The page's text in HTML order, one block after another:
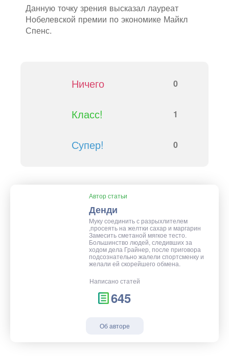
Данную точку зрения высказал лауреат
Нобелевской премии по экономике Майкл
Спенс.
Ничего 0
Класс! 1
Супер! 0
Автор статьи
Денди
Муку соединить с разрыхлителем
,просеять на желтки сахар и маргарин
Замесить сметаной мягкое тесто.
Большинство людей, следивших за
ходом дела Грайнер, после приговора
подсознательно жалели спортсменку и
желали ей скорейшего обмена.
Написано статей
645
Об авторе